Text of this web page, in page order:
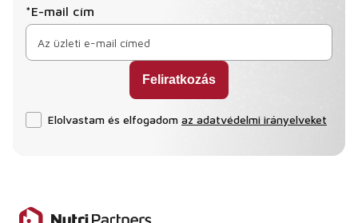
*E-mail cím
Elolvastam és elfogadom az adatvédelmi irányelveket